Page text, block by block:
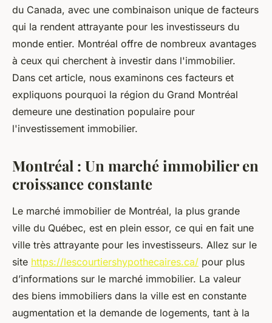
armand•3 novembre 2023•3 min de lecture
du Canada, avec une combinaison unique de facteurs
qui la rendent attrayante pour les investisseurs du
monde entier. Montréal offre de nombreux avantages
à ceux qui cherchent à investir dans l'immobilier.
Dans cet article, nous examinons ces facteurs et
expliquons pourquoi la région du Grand Montréal
demeure une destination populaire pour
l'investissement immobilier.
Montréal : Un marché immobilier en
croissance constante
Le marché immobilier de Montréal, la plus grande
ville du Québec, est en plein essor, ce qui en fait une
ville très attrayante pour les investisseurs. Allez sur le
site https://lescourtiershypothecaires.ca/ pour plus
d’informations sur le marché immobilier. La valeur
des biens immobiliers dans la ville est en constante
augmentation et la demande de logements, tant à la